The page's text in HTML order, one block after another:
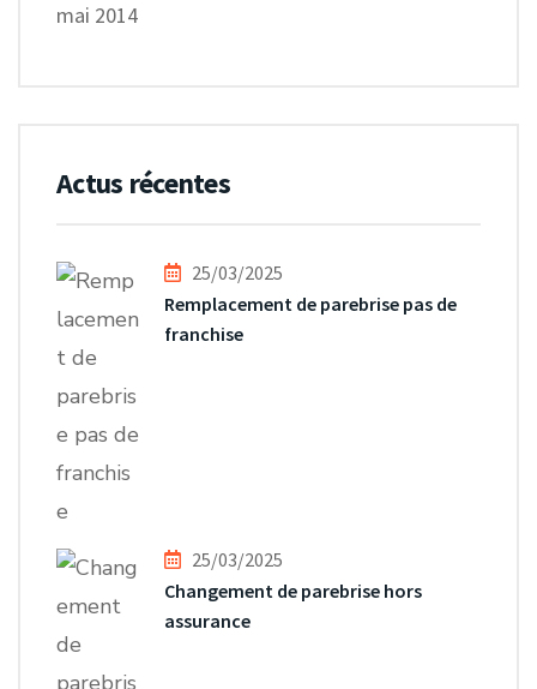
mai 2014
Actus récentes
25/03/2025
Remplacement de parebrise pas de
franchise
25/03/2025
Changement de parebrise hors
assurance